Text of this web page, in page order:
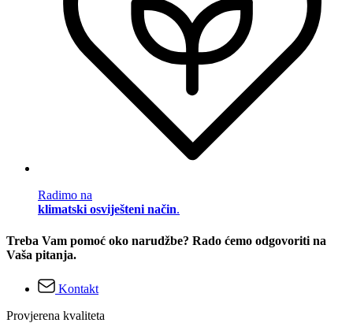
Radimo na
klimatski osviješteni način.
Treba Vam pomoć oko narudžbe? Rado ćemo odgovoriti na
Vaša pitanja.
Kontakt
Provjerena kvaliteta